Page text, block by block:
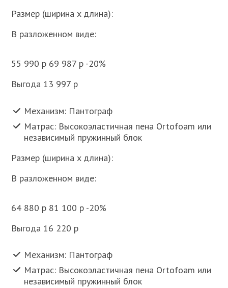
Размер (ширина x длина):
В разложенном виде:
55 990 p 69 987 p -20%
Выгода 13 997 p
Механизм: Пантограф
Матрас: Высокоэластичная пена Ortofoam или
независимый пружинный блок
Размер (ширина x длина):
В разложенном виде:
64 880 p 81 100 p -20%
Выгода 16 220 p
Механизм: Пантограф
Матрас: Высокоэластичная пена Ortofoam или
независимый пружинный блок